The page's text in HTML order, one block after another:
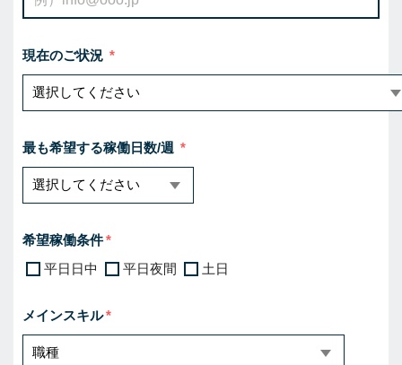
現在のご状況
最も希望する稼働日数/週
希望稼働条件
平日日中
平日夜間 土日
メインスキル